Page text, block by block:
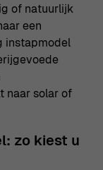
of natuurlijk
een
instapmodel
naar solar of
zo kiest u